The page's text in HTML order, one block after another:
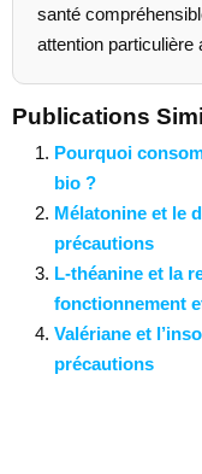
santé
attention particulière
Publications
Pourquoi
bio ?
Mélatonine et le
précautions
L-théanine et la
fonctionnement
Valériane et
précautions